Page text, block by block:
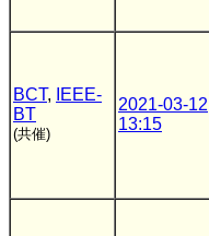
BCT,
IEEE-
BT
(共催)
2021-03-12
13:15